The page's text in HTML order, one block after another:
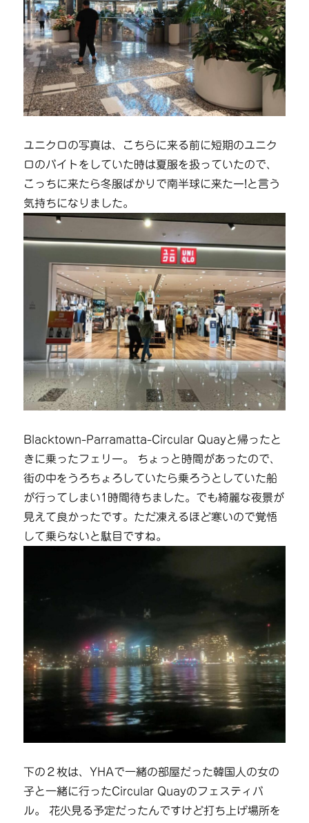
ユニクロの写真は、こちらに来る前に短期のユニク
ロのバイトをしていた時は夏服を扱っていたので、
こっちに来たら冬服ばかりで南半球に来たー!と言う
気持ちになりました。
Blacktown-Parramatta-Circular Quayと帰ったと
きに乗ったフェリー。 ちょっと時間があったので、
街の中をうろちょろしていたら乗ろうとしていた船
が行ってしまい1時間待ちました。でも綺麗な夜景が
見えて良かったです。ただ凍えるほど寒いので覚悟
して乗らないと駄目ですね。
下の２枚は、YHAで一緒の部屋だった韓国人の女の
子と一緒に行ったCircular Quayのフェスティバ
ル。 花火見る予定だったんですけど打ち上げ場所を